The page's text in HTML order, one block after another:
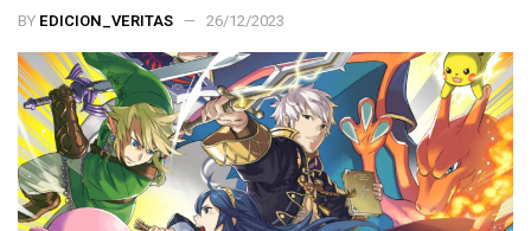
BY EDICION_VERITAS 26/12/2023